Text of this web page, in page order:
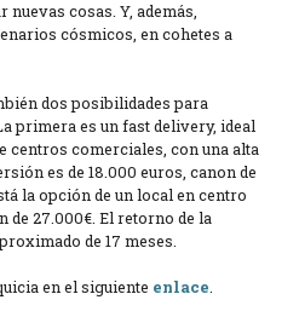
cosas. Y, además,
cósmicos, en cohetes a
dos posibilidades para
primera es un fast delivery, ideal
centros comerciales, con una alta
es de 18.000 euros, canon de
la opción de un local en centro
27.000€. El retorno de la
de 17 meses.
en el siguiente enlace.